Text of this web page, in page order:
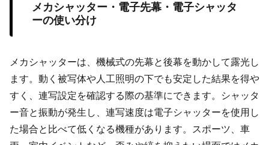
メカシャッター・電子先幕・電子シャッタ
ーの使い分け
メカシャッターは、機械式の先幕と後幕を動かして露光し
ます。動く被写体や人工照明の下でも安定した結果を得や
すく、連写設定を確認する際の基準にできます。シャッタ
ー音と振動が発生し、連写速度は電子シャッターを使用し
た場合と比べて低くなる機種があります。スポーツ、車